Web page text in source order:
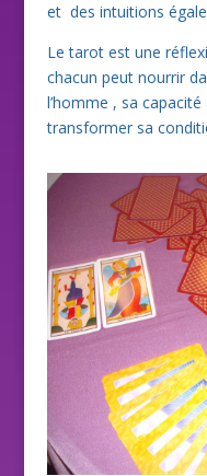
et des intuitions
Le tarot est une
chacun peut nourrir
l’homme , sa
transformer sa